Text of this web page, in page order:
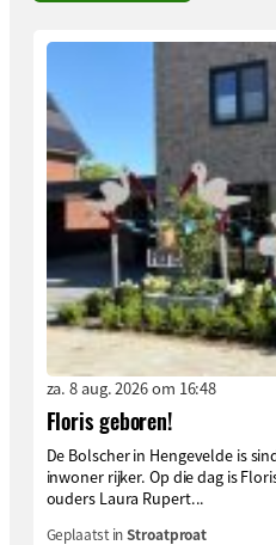
za. 8 aug. 2026 om 16:48
Floris geboren!
De Bolscher in Hengevelde is
inwoner rijker. Op die dag is
ouders Laura Rupert...
Geplaatst inStroatproat